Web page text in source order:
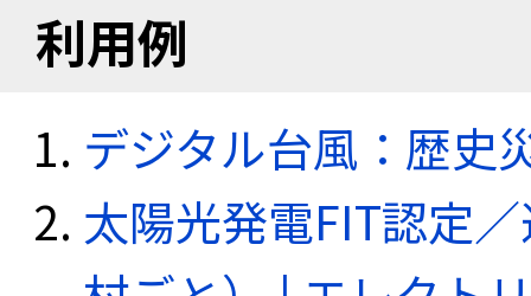
利用例
デジタル台風：歴史
太陽光発電FIT認定